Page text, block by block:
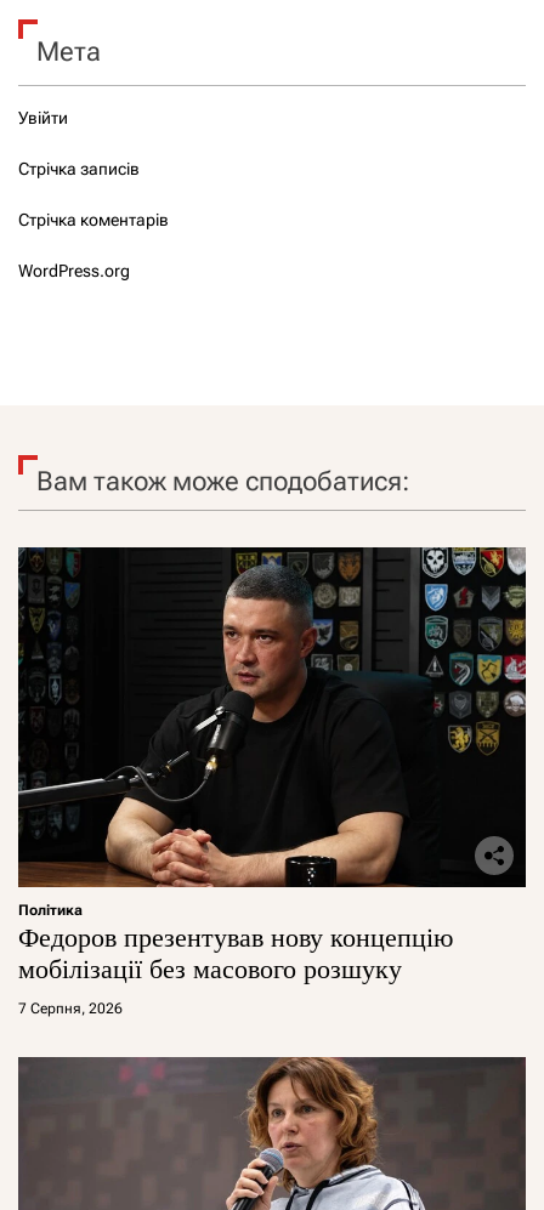
Мета
Увійти
Стрічка записів
Стрічка коментарів
WordPress.org
Вам також може сподобатися:
Політика
Федоров презентував нову концепцію
мобілізації без масового розшуку
7 Серпня, 2026